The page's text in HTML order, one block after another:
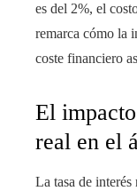
es del 2%, el
remarca cómo la
coste financiero
El
real en el
La tasa de